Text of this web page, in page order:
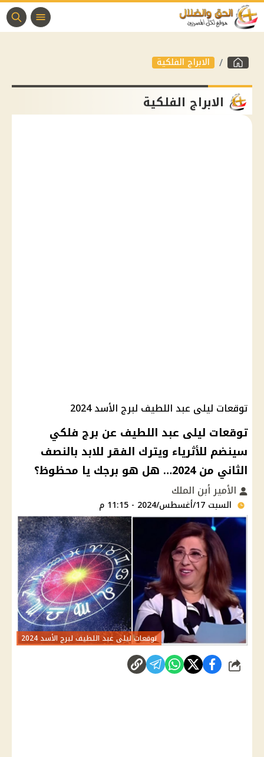
الابراج الفلكية
الابراج الفلكية
توقعات ليلى عبد اللطيف لبرج الأسد 2024
توقعات ليلى عبد اللطيف عن برج فلكي
سينضم للأثرياء ويترك الفقر للابد بالنصف
الثاني من 2024… هل هو برجك يا محظوظ؟
الأمير أبن الملك
السبت 17/أغسطس/2024 - 11:15 م
توقعات ليلى عبد اللطيف لبرج الأسد 2024
شارك